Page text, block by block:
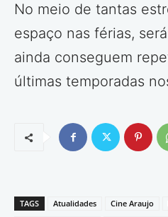
No meio de tantas
espaço nas férias,
ainda conseguem
últimas temporadas
TAGS Atualidades Cine Araujo